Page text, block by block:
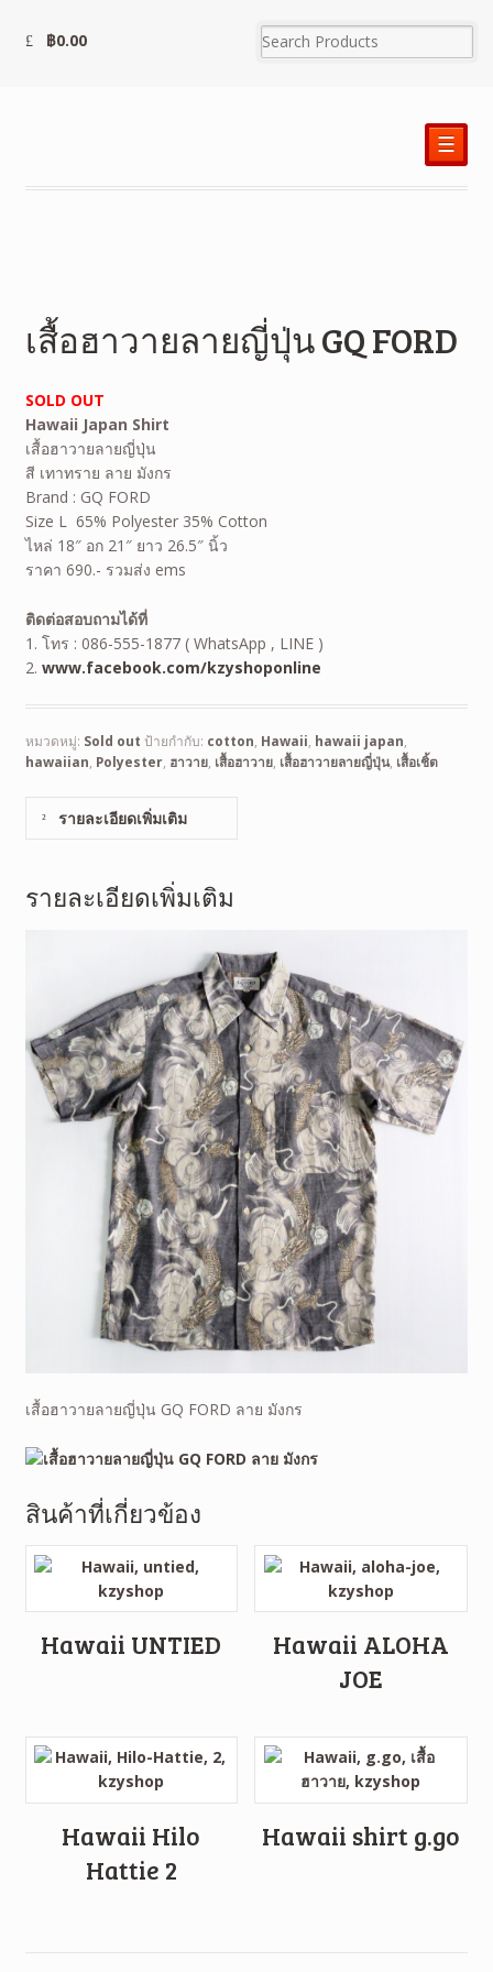
฿0.00
☰
เสื้อฮาวายลายญี่ปุ่น GQ FORD
SOLD OUT
Hawaii Japan Shirt
เสื้อฮาวายลายญี่ปุ่น
สี เทาทราย ลาย มังกร
Brand : GQ FORD
Size L 65% Polyester 35% Cotton
ไหล่ 18″ อก 21″ ยาว 26.5″ นิ้ว
ราคา 690.- รวมส่ง ems
ติดต่อสอบถามได้ที่
1. โทร : 086-555-1877 ( WhatsApp , LINE )
2. www.facebook.com/kzyshoponline
หมวดหมู่: Sold out ป้ายกำกับ: cotton, Hawaii, hawaii japan,
hawaiian, Polyester, ฮาวาย, เสื้อฮาวาย, เสื้อฮาวายลายญี่ปุ่น, เสื้อเชิ้ต
รายละเอียดเพิ่มเติม
รายละเอียดเพิ่มเติม
เสื้อฮาวายลายญี่ปุ่น GQ FORD ลาย มังกร
สินค้าที่เกี่ยวข้อง
Hawaii UNTIED
Hawaii ALOHA
JOE
Hawaii Hilo
Hattie 2
Hawaii shirt g.go